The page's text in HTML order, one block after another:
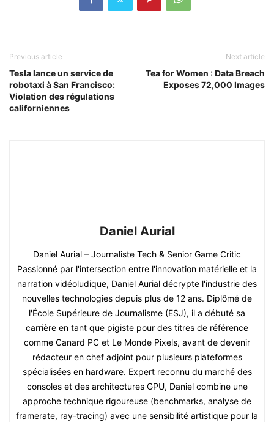
Previous article
Tesla lance un service de
robotaxi à San Francisco:
Violation des régulations
californiennes
Next article
Tea for Women : Data Breach
Exposes 72,000 Images
Daniel Aurial
Daniel Aurial – Journaliste Tech & Senior Game Critic
Passionné par l'intersection entre l'innovation matérielle et la
narration vidéoludique, Daniel Aurial décrypte l'industrie des
nouvelles technologies depuis plus de 12 ans. Diplômé de
l'École Supérieure de Journalisme (ESJ), il a débuté sa
carrière en tant que pigiste pour des titres de référence
comme Canard PC et Le Monde Pixels, avant de devenir
rédacteur en chef adjoint pour plusieurs plateformes
spécialisées en hardware. Expert reconnu du marché des
consoles et des architectures GPU, Daniel combine une
approche technique rigoureuse (benchmarks, analyse de
framerate, ray-tracing) avec une sensibilité artistique pour la